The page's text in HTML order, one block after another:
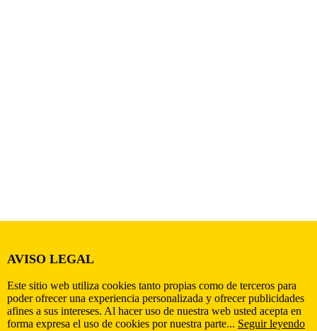
AVISO LEGAL
Este sitio web utiliza cookies tanto propias como de terceros para
poder ofrecer una experiencia personalizada y ofrecer publicidades
afines a sus intereses. Al hacer uso de nuestra web usted acepta en
forma expresa el uso de cookies por nuestra parte... Seguir leyendo